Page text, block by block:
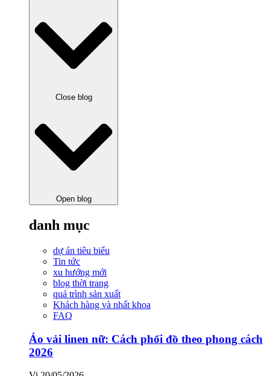
Close blog
Open blog
danh mục
dự án tiêu biểu
Tin tức
xu hướng mới
blog thời trang
quá trình sản xuất
Khách hàng và nhất khoa
FAQ
Áo vải linen nữ: Cách phối đồ theo phong cách
2026